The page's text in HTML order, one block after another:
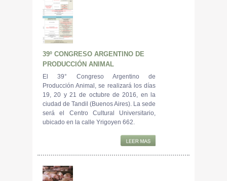
39º CONGRESO ARGENTINO DE
PRODUCCIÓN ANIMAL
El 39° Congreso Argentino de
Producción Animal, se realizará los días
19, 20 y 21 de octubre de 2016, en la
ciudad de Tandil (Buenos Aires). La sede
será el Centro Cultural Universitario,
ubicado en la calle Yrigoyen 662.